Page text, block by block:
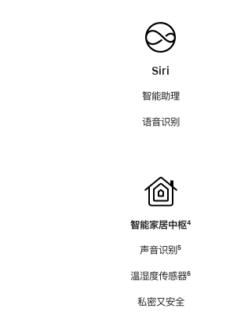
Siri
智能助理
语音识别
智能家居中枢脚
⁴
声音识别脚
⁵
温湿度传感器脚
⁶
私密又安全